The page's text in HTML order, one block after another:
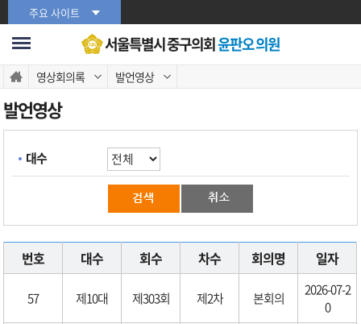
본문바로가기
주요 사이트
서울특별시 중구의회윤판오 의원
영상회의록 발언영상
발언영상
대수
번호 대수 회수 차수 회의명 일자
57 제10대 제303회 제2차 본회의
2026-07-2
0